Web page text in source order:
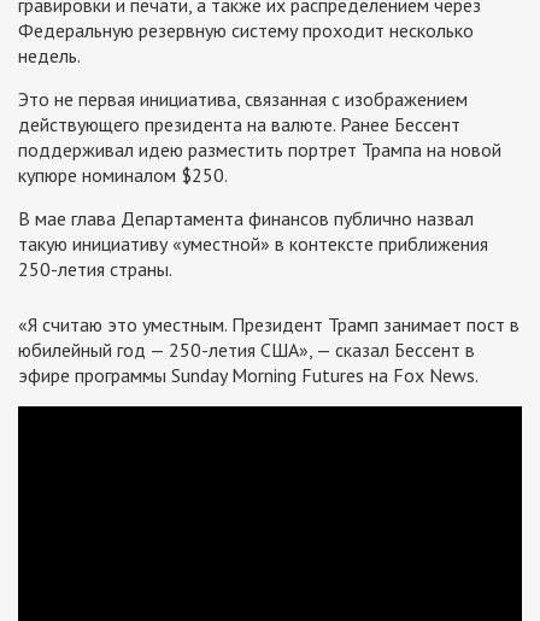
Федеральную резервную систему проходит несколько
недель.
Это не первая инициатива, связанная с изображением
действующего президента на валюте. Ранее Бессент
поддерживал идею разместить портрет Трампа на новой
купюре номиналом $250.
В мае глава Департамента финансов публично назвал
такую инициативу «уместной» в контексте приближения
250-летия страны.
«Я считаю это уместным. Президент Трамп занимает пост в
юбилейный год — 250-летия США», — сказал Бессент в
эфире программы Sunday Morning Futures на Fox News.